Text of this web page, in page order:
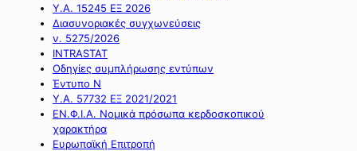
Υ.Α. 15245 ΕΞ 2026
Διασυνοριακές συγχωνεύσεις
ν. 5275/2026
INTRASTAT
Οδηγίες συμπλήρωσης εντύπων
Έντυπο Ν
Υ.Α. 57732 ΕΞ 2021/2021
ΕΝ.Φ.Ι.Α. Νομικά πρόσωπα κερδοσκοπικού
χαρακτήρα
Ευρωπαϊκή Επιτροπή